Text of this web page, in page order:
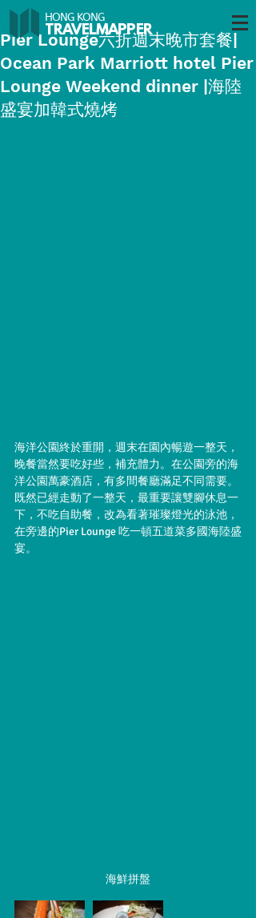
HONG KONG
TRAVELMAPPER
Pier Lounge六折週末晚市套餐|
Ocean Park Marriott hotel Pier
Lounge Weekend dinner |海陸
盛宴加韓式燒烤
海洋公園終於重開，週末在園內暢遊一整天，
晚餐當然要吃好些，補充體力。在公園旁的海
洋公園萬豪酒店，有多間餐廳滿足不同需要。
既然已經走動了一整天，最重要讓雙腳休息一
下，不吃自助餐，改為看著璀璨燈光的泳池，
在旁邊的Pier Lounge 吃一頓五道菜多國海陸盛
宴。
海鮮拼盤